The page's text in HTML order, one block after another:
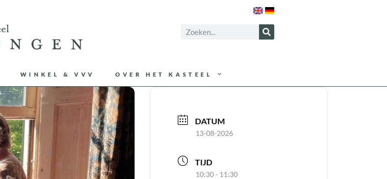
WINKEL & VVV OVER HET KASTEEL
DATUM
13-08-2026
TIJD
10:30 - 11:30